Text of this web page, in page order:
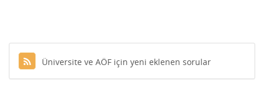
Üniversite ve AÖF için yeni eklenen sorular